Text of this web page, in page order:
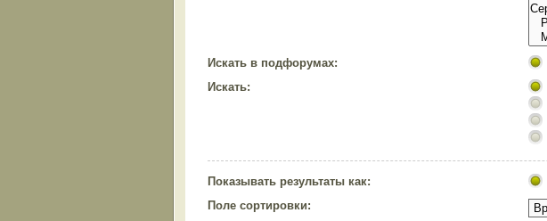
Искать в подфорумах:
Искать:
Показывать результаты как:
Поле сортировки: